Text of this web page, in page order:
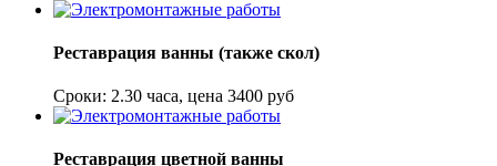
Реставрация ванны (также скол)
Сроки: 2.30 часа, цена 3400 руб
Реставрация цветной ванны